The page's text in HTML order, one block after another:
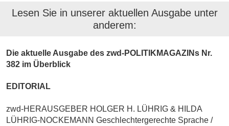
Lesen Sie in unserer aktuellen Ausgabe unter
anderem:
Die aktuelle Ausgabe des zwd-POLITIKMAGAZINs Nr.
382 im Überblick
EDITORIAL
zwd-HERAUSGEBER HOLGER H. LÜHRIG & HILDA
LÜHRIG-NOCKEMANN Geschlechtergerechte Sprache /